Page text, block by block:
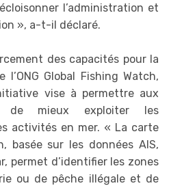
l’administration et
», a-t-il déclaré.
des capacités pour la
Global Fishing Watch,
vise à permettre aux
de mieux exploiter les
activités en mer. « La carte
basée sur les données AIS,
permet d’identifier les zones
ou de pêche illégale et de